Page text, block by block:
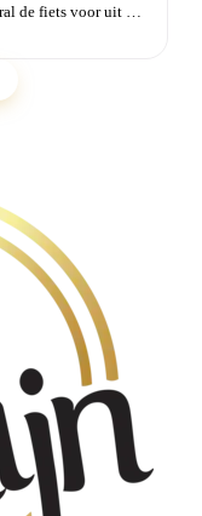
de fiets voor uit de